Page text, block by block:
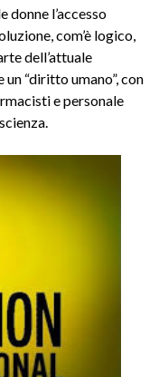
donne l’accesso
com’è logico,
dell’attuale
un “diritto umano”, con
e personale